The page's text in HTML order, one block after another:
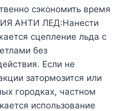
сэкономить время
АНТИ ЛЕД:Нанести
сцепление льда с
без
Если не
затормозится или
городках, частном
использование